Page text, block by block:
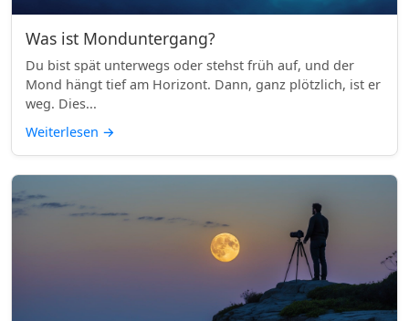
Was ist Monduntergang?
Du bist spät unterwegs oder stehst früh auf, und der
Mond hängt tief am Horizont. Dann, ganz plötzlich, ist er
weg. Dies...
Weiterlesen →